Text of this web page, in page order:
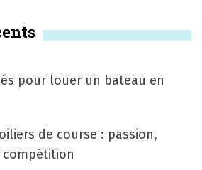
pour louer un bateau en
de course : passion,